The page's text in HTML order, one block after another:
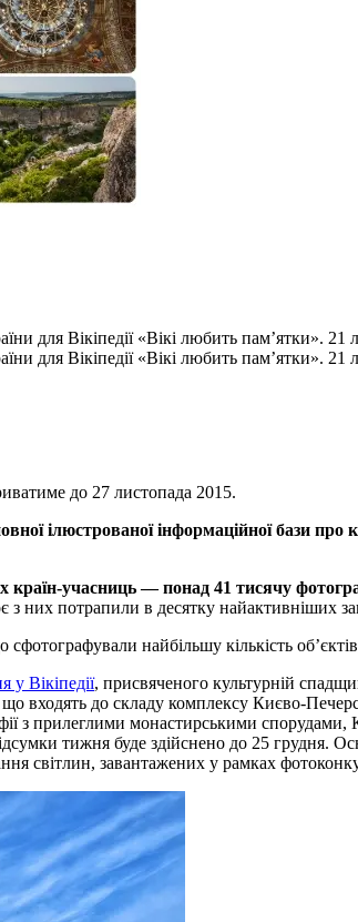
для Вікіпедії «Вікі любить пам’ятки».
для Вікіпедії «Вікі любить пам’ятки».
до 27 листопада 2015.
ілюстрованої інформаційної бази про
країн-учасниць — понад 41 тисячу
них потрапили в десятку найактивніших
найбільшу кількість
у Вікіпедії, присвяченого культурній
до складу комплексу Києво-
з прилеглими монастирськими
тижня буде здійснено до 25 грудня.
світлин, завантажених у рамках